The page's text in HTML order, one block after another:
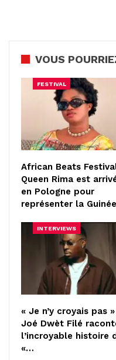
VOUS
FESTIVAL
African Beats
Queen Rima est
en Pologne pour
représenter la Guinée
INTERVIEWS
« Je n’y croyais pas »
Joé Dwèt Filé
l’incroyable histoire
«…